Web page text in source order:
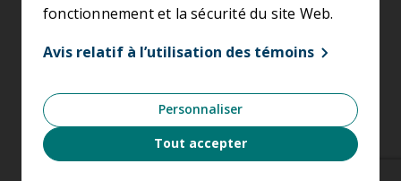
fonctionnement et la sécurité du site Web.
Avis relatif à l’utilisation des témoins
Personnaliser
Tout accepter
Avis relatif à l’utilisation des témoins
Nétiquette